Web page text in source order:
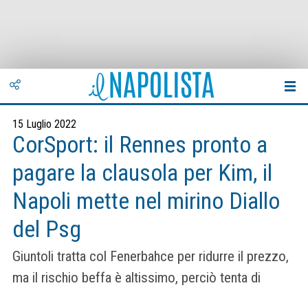
15 Luglio 2022
CorSport: il Rennes pronto a
pagare la clausola per Kim, il
Napoli mette nel mirino Diallo
del Psg
Giuntoli tratta col Fenerbahce per ridurre il prezzo,
ma il rischio beffa è altissimo, perciò tenta di